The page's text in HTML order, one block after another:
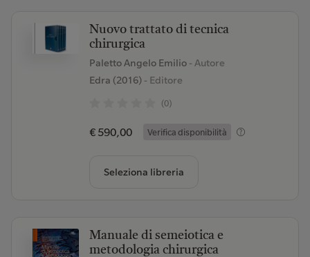
Nuovo trattato di tecnica
chirurgica
Paletto Angelo Emilio - Autore
Edra (2016)- Editore
(0)
€ 590,00 Verifica disponibilità
Seleziona libreria
Manuale di semeiotica e
metodologia chirurgica